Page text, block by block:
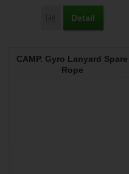
Porovnat
Detail
CAMP. Gyro Lanyard Spare
Rope